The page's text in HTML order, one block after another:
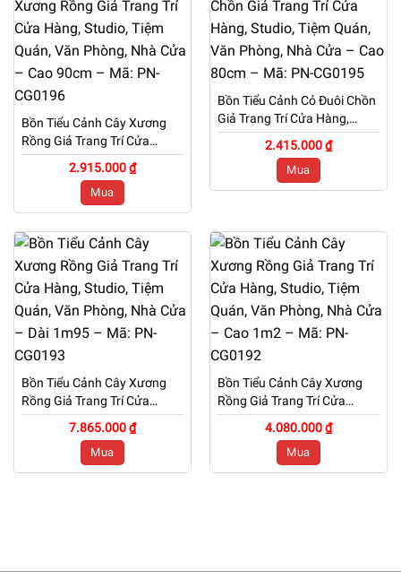
Bồn Tiểu Cảnh Cây Xương
Rồng Giả Trang Trí Cửa
Hàng, Studio, Tiệm Quán,
Văn Phòng, Nhà Cửa – Cao
90cm – Mã: PN-CG0196
2.915.000 ₫
Mua
Bồn Tiểu Cảnh Cỏ Đuôi Chồn
Giả Trang Trí Cửa Hàng,
Studio, Tiệm Quán, Văn
Phòng, Nhà Cửa – Cao 80cm
– Mã: PN-CG0195
2.415.000 ₫
Mua
Bồn Tiểu Cảnh Cây Xương
Rồng Giả Trang Trí Cửa
Hàng, Studio, Tiệm Quán,
Văn Phòng, Nhà Cửa – Dài
1m95 – Mã: PN-CG0193
7.865.000 ₫
Mua
Bồn Tiểu Cảnh Cây Xương
Rồng Giả Trang Trí Cửa
Hàng, Studio, Tiệm Quán,
Văn Phòng, Nhà Cửa – Cao
1m2 – Mã: PN-CG0192
4.080.000 ₫
Mua